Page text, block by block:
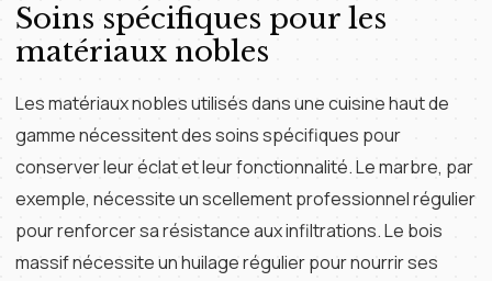
Soins spécifiques pour les
matériaux nobles
Les matériaux nobles utilisés dans une cuisine haut de
gamme nécessitent des soins spécifiques pour
conserver leur éclat et leur fonctionnalité. Le marbre, par
exemple, nécessite un scellement professionnel régulier
pour renforcer sa résistance aux infiltrations. Le bois
massif nécessite un huilage régulier pour nourrir ses